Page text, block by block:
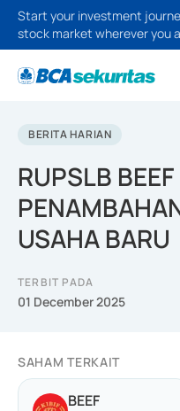
Start your investment
stock market wherever you
BERITA HARIAN
RUPSLB
USAHA BARU
TERBIT PADA
01 December 2025
SAHAM TERKAIT
BEEF